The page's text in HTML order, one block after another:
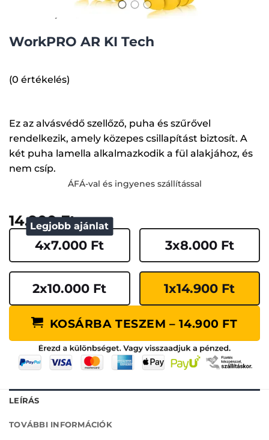
WorkPRO AR KI Tech
(0 értékelés)
Ez az alvásvédő szellőző, puha és szűrővel
rendelkezik, amely közepes csillapítást biztosít. A
két puha lamella alkalmazkodik a fül alakjához, és
nem csíp.
ÁFÁ-val és ingyenes szállítással
14.900 Ft
Legjobb ajánlat
4x7.000 Ft 3x8.000 Ft
2x10.000 Ft 1x14.900 Ft
KOSÁRBA TESZEM – 14.900 FT
LEÍRÁS
TOVÁBBI INFORMÁCIÓK